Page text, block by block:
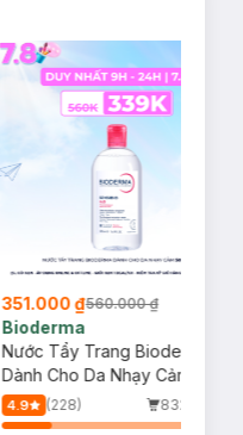
351.000 ₫560.000 ₫
Bioderma
Nước Tẩy Trang Bioderma
Dành Cho Da Nhạy Cảm
500ml
4.9 (228)
832/tháng